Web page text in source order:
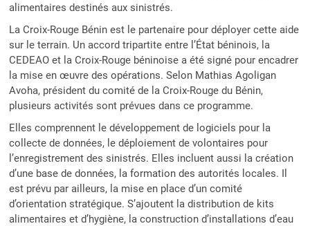
alimentaires destinés aux sinistrés.
La Croix-Rouge Bénin est le partenaire pour déployer cette aide
sur le terrain. Un accord tripartite entre l’État béninois, la
CEDEAO et la Croix-Rouge béninoise a été signé pour encadrer
la mise en œuvre des opérations. Selon Mathias Agoligan
Avoha, président du comité de la Croix-Rouge du Bénin,
plusieurs activités sont prévues dans ce programme.
Elles comprennent le développement de logiciels pour la
collecte de données, le déploiement de volontaires pour
l’enregistrement des sinistrés. Elles incluent aussi la création
d’une base de données, la formation des autorités locales. Il
est prévu par ailleurs, la mise en place d’un comité
d’orientation stratégique. S’ajoutent la distribution de kits
alimentaires et d’hygiène, la construction d’installations d’eau